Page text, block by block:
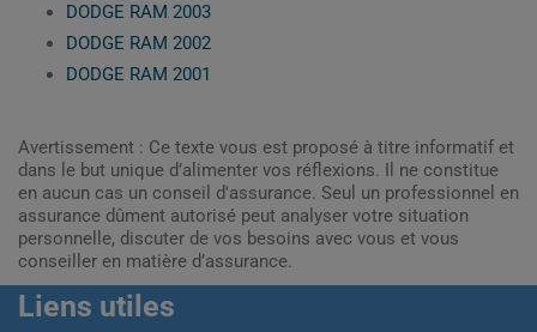
DODGE RAM 2003
DODGE RAM 2002
DODGE RAM 2001
Avertissement : Ce texte vous est proposé à titre informatif et
dans le but unique d’alimenter vos réflexions. Il ne constitue
en aucun cas un conseil d'assurance. Seul un professionnel en
assurance dûment autorisé peut analyser votre situation
personnelle, discuter de vos besoins avec vous et vous
conseiller en matière d’assurance.
Liens utiles